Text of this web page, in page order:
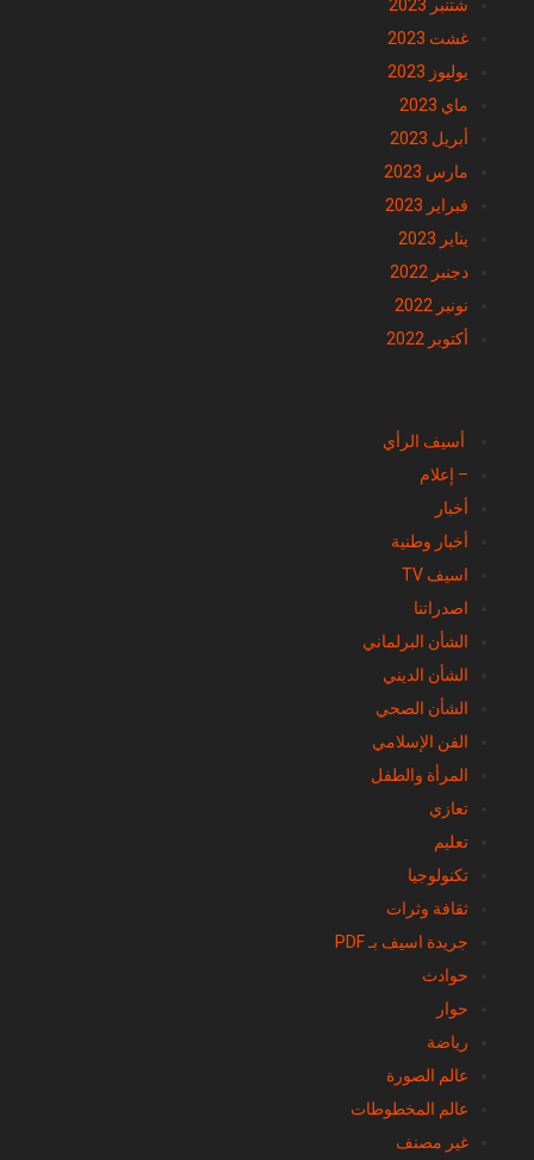
غشت 2023
يوليوز 2023
ماي 2023
أبريل 2023
مارس 2023
فبراير 2023
يناير 2023
دجنبر 2022
نونبر 2022
أكتوبر 2022
– إعلام
أخبار
أخبار وطنية
اسيف TV
اصدراتنا
الشأن البرلماني
الشأن الديني
الشأن الصحي
الفن الإسلامي
المرأة والطفل
تعازي
تعليم
تكنولوجيا
ثقافة وثرات
جريدة اسيف بـ PDF
حوادث
حوار
رياضة
عالم الصورة
عالم المخطوطات
غير مصنف
مجتمع